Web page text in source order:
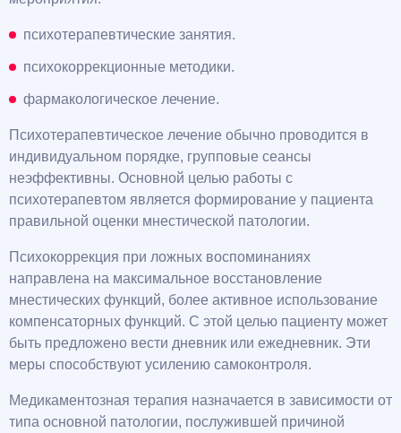
психотерапевтические занятия.
психокоррекционные методики.
фармакологическое лечение.
Психотерапевтическое лечение обычно проводится в
индивидуальном порядке, групповые сеансы
неэффективны. Основной целью работы с
психотерапевтом является формирование у пациента
правильной оценки мнестической патологии.
Психокоррекция при ложных воспоминаниях
направлена на максимальное восстановление
мнестических функций, более активное использование
компенсаторных функций. С этой целью пациенту может
быть предложено вести дневник или ежедневник. Эти
меры способствуют усилению самоконтроля.
Медикаментозная терапия назначается в зависимости от
типа основной патологии, послужившей причиной